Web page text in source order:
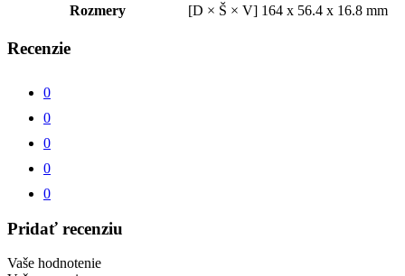
Rozmery
[D × Š × V] 164 x 56.4 x 16.8 mm
Recenzie
0
0
0
0
0
Pridať recenziu
Vaše hodnotenie